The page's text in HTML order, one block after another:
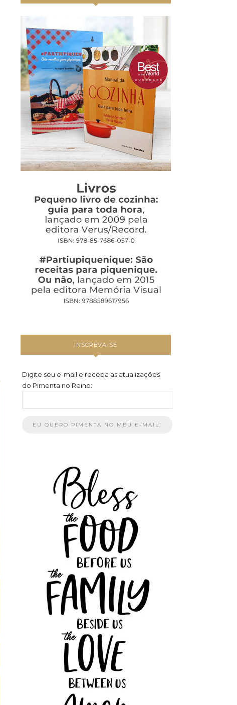
INSCREVA-SE
Digite seu e-mail e receba as atualizações
do Pimenta no Reino: